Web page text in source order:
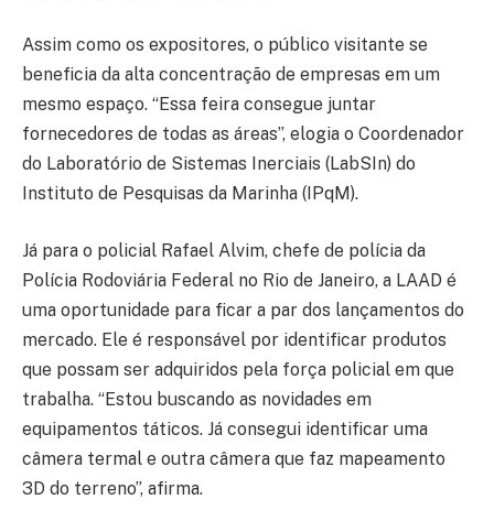
Assim como os expositores, o público visitante se
beneficia da alta concentração de empresas em um
mesmo espaço. “Essa feira consegue juntar
fornecedores de todas as áreas”, elogia o Coordenador
do Laboratório de Sistemas Inerciais (LabSIn) do
Instituto de Pesquisas da Marinha (IPqM).
Já para o policial Rafael Alvim, chefe de polícia da
Polícia Rodoviária Federal no Rio de Janeiro, a LAAD é
uma oportunidade para ficar a par dos lançamentos do
mercado. Ele é responsável por identificar produtos
que possam ser adquiridos pela força policial em que
trabalha. “Estou buscando as novidades em
equipamentos táticos. Já consegui identificar uma
câmera termal e outra câmera que faz mapeamento
3D do terreno”, afirma.